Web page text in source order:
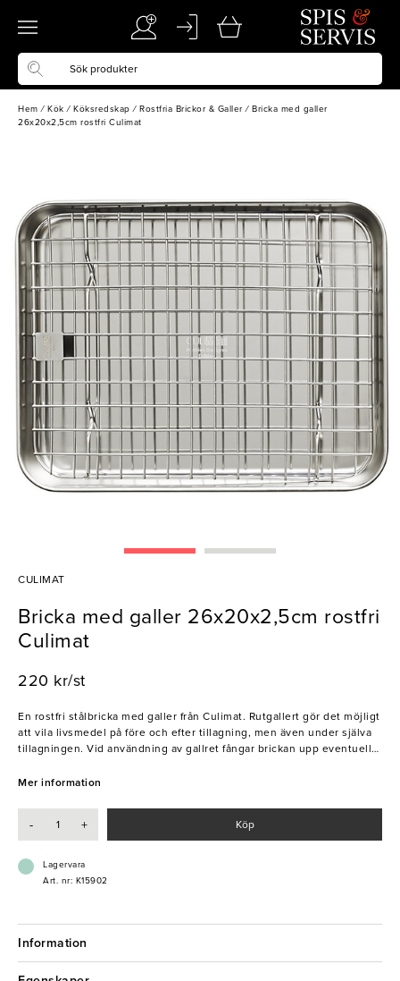
Hem / Kök / Köksredskap / Rostfria Brickor & Galler / Bricka med galler
26x20x2,5cm rostfri Culimat
CULIMAT
Bricka med galler 26x20x2,5cm rostfri
Culimat
220 kr/st
En rostfri stålbricka med galler från Culimat. Rutgallert gör det möjligt
att vila livsmedel på före och efter tillagning, men även under själva
tillagningen. Vid användning av gallret fångar brickan upp eventuell
En multifunktionell bricka för matlagning i köket!
- Tål maskindisk
Mer information
- + Köp
Lagervara
Art. nr: K15902
Information